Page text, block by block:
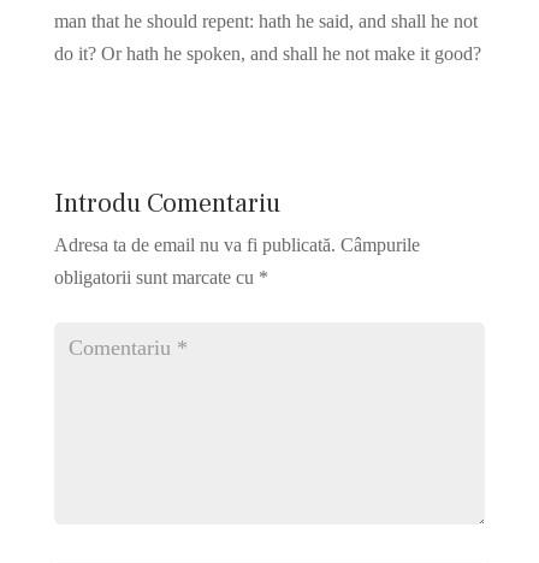
man that he should repent: hath he said, and shall he not
do it? Or hath he spoken, and shall he not make it good?
Introdu Comentariu
Adresa ta de email nu va fi publicată. Câmpurile
obligatorii sunt marcate cu *